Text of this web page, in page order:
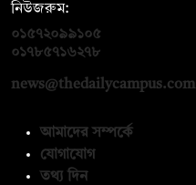
নিউজরুম:
০১৫৭২০৯৯১০৫
০১৭৮৫৭১৬২৭৮
news@thedailycampus.com
আমাদের সম্পর্কে
যোগাযোগ
তথ্য দিন